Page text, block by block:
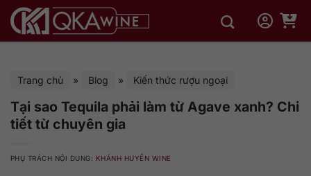
qua
Trang chủ » Blog » Kiến thức rượu ngoại
Tại sao Tequila phải làm từ Agave xanh? Chi
tiết từ chuyên gia
PHỤ TRÁCH NỘI DUNG: KHÁNH HUYỀN WINE